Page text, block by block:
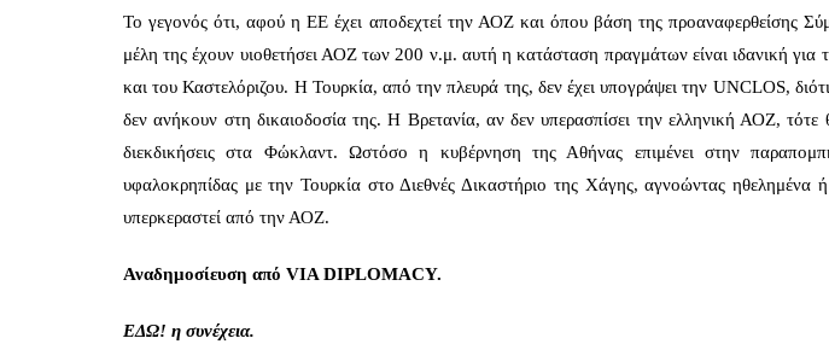
To γεγονός ότι, αφού η ΕΕ έχει αποδεχτεί την ΑΟΖ και όπου βάση της προαναφερθείσης
μέλη της έχουν υιοθετήσει ΑΟΖ των 200 ν.μ. αυτή η κατάσταση πραγμάτων είναι ιδανική για
και του Καστελόριζου. Η Τουρκία, από την πλευρά της, δεν έχει υπογράψει την UNCLOS,
δεν ανήκουν στη δικαιοδοσία της. Η Βρετανία, αν δεν υπερασπίσει την ελληνική ΑΟΖ, τότε
διεκδικήσεις στα Φώκλαντ. Ωστόσο η κυβέρνηση της Αθήνας επιμένει στην
υφαλοκρηπίδας με την Τουρκία στο Διεθνές Δικαστήριο της Χάγης, αγνοώντας ηθελημένα
υπερκεραστεί από την ΑΟΖ.
Αναδημοσίευση από VIA DIPLOMACY.
ΕΔΩ! η συνέχεια.